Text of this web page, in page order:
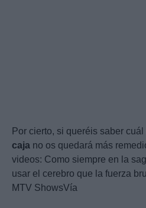
Por cierto, si queréis saber
caja no os quedará más
videos: Como siempre en la
usar el cerebro que la fuerza
MTV ShowsVía